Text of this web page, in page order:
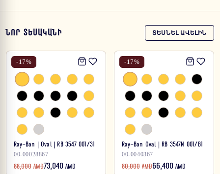
ՆՈՐ ՏԵՍԱԿԱՆԻ ՏԵՍՆԵԼ ԱՎԵԼԻՆ
-17%
Ray-Ban | Oval | RB 3547 001/31
00-00028867
88,000 AMD73,040 AMD
-17%
Ray-Ban Oval | RB 3547N 001/B1
00-0040367
80,000 AMD66,400 AMD